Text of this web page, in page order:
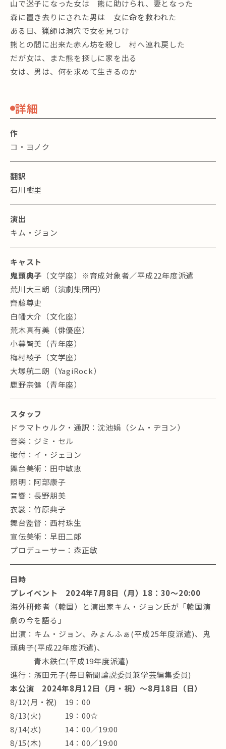
山で迷子になった女は 熊に助けられ、妻となった
森に置き去りにされた男は 女に命を救われた
ある日、猟師は洞穴で女を見つけ
熊との間に出来た赤ん坊を殺し 村へ連れ戻した
だが女は、また熊を探しに家を出る
女は、男は、何を求めて生きるのか
詳細
作
コ・ヨノク
翻訳
石川樹里
演出
キム・ジョン
キャスト
鬼頭典子 （文学座）※育成対象者／平成22年度派遣
荒川大三朗（演劇集団円）
齊藤尊史
白幡大介（文化座）
荒木真有美（俳優座）
小暮智美（青年座）
梅村綾子（文学座）
大塚航二朗（YagiRock）
鹿野宗健（青年座）
スタッフ
ドラマトゥルク・通訳：沈池娟（シム・ヂヨン）
音楽：ジミ・セル
振付：イ・ジェヨン
舞台美術：田中敏恵
照明：阿部康子
音響：長野朋美
衣裳：竹原典子
舞台監督：西村珠生
宣伝美術：早田二郎
プロデューサー：森正敏
日時
プレイベント 2024年7月8日（月）18：30～20:00
海外研修者（韓国）と演出家キム・ジョン氏が「韓国演
劇の今を語る」
出演：キム・ジョン、みょんふぁ(平成25年度派遣)、鬼
頭典子(平成22年度派遣)、
青木鉄仁(平成19年度派遣)
進行：濱田元子(毎日新聞論説委員兼学芸編集委員)
本公演 2024年8月12日（月・祝）～8月18日（日）
8/12(月・祝) 19：00
8/13(火) 19：00☆
8/14(水) 14：00／19:00
8/15(木) 14：00／19:00